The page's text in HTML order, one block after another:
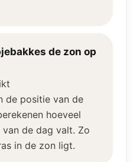
de zon op
de positie van de
hoeveel
de dag valt. Zo
in de zon ligt.